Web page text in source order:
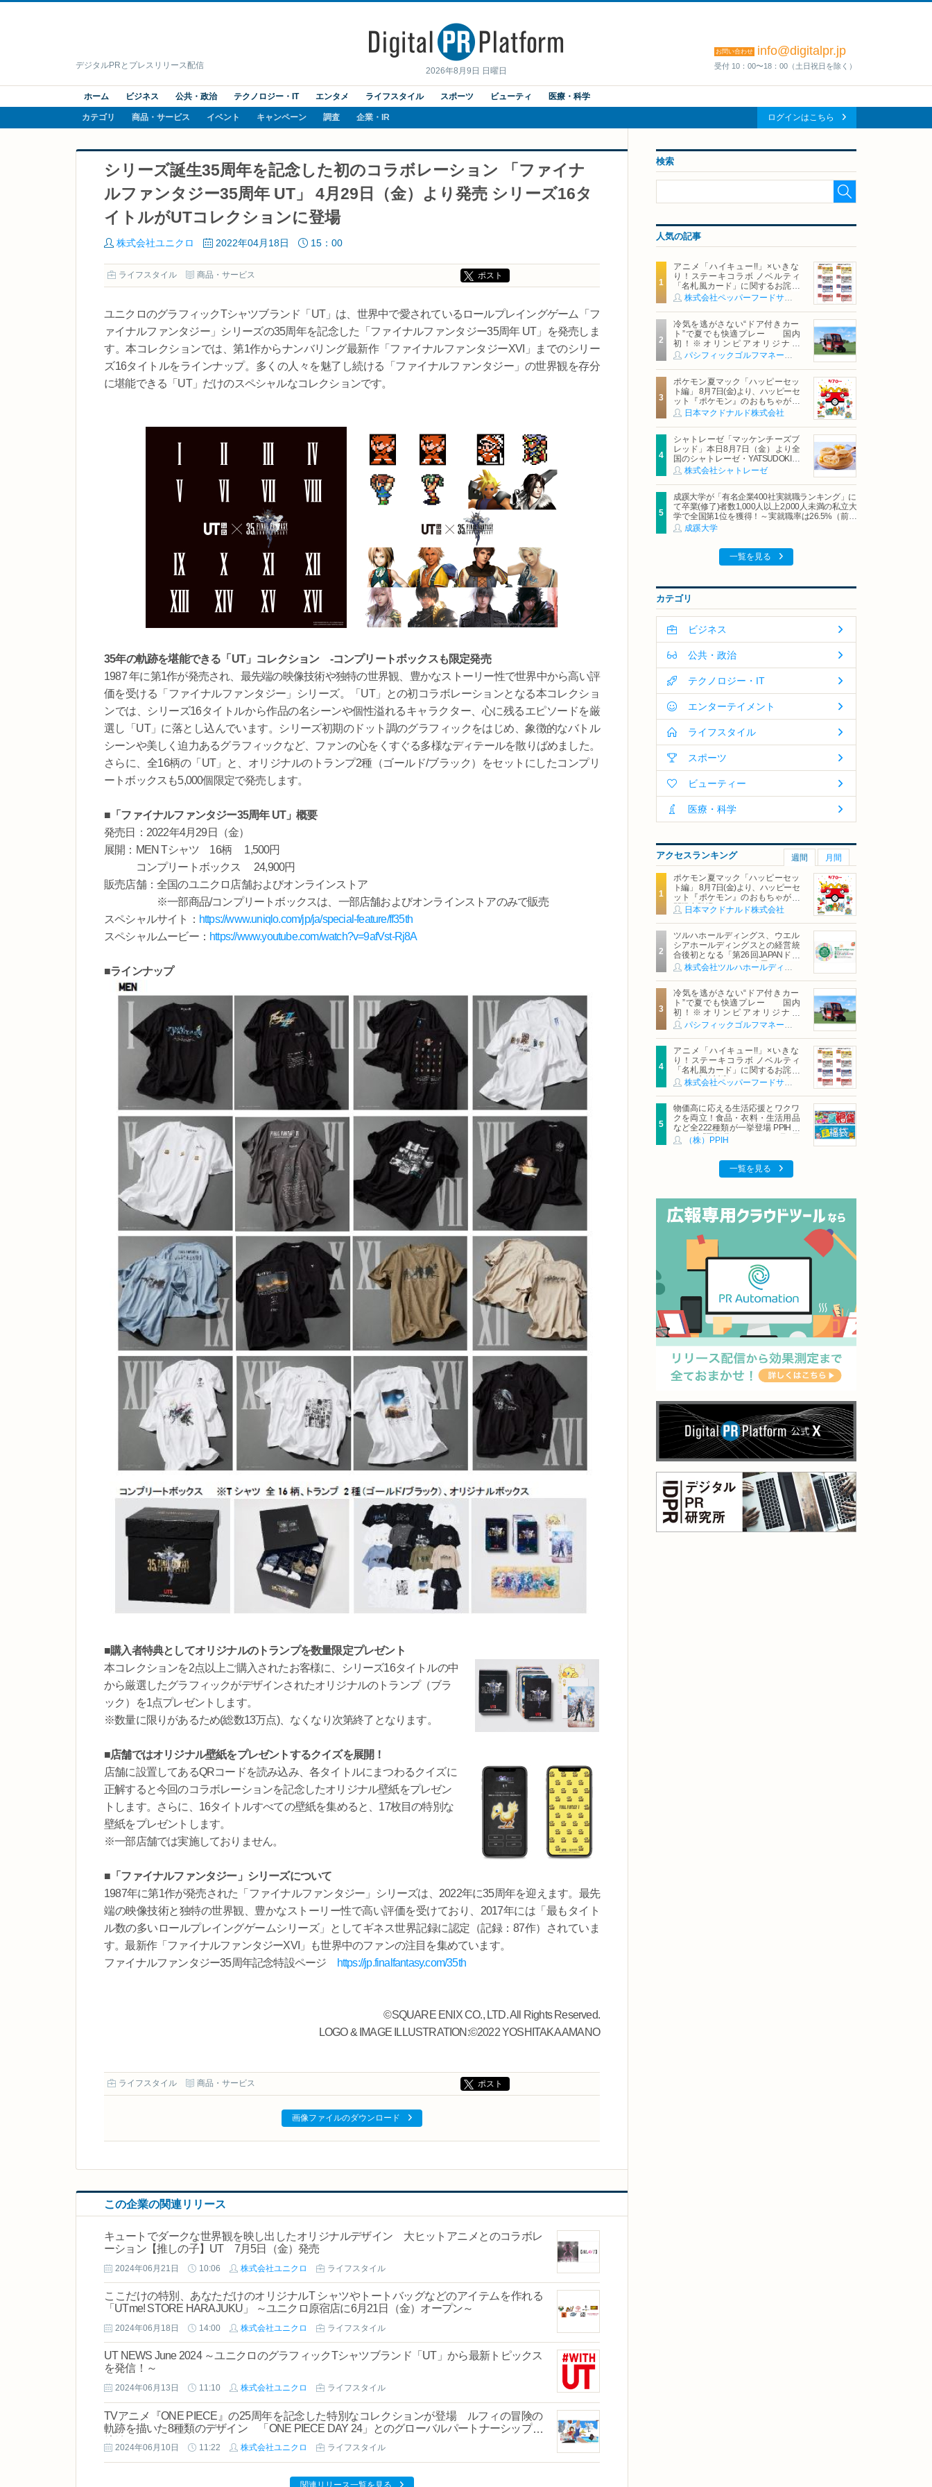
2026年8月9日 日曜日
デジタルPRとプレスリリース配信
お問い合わせ info@digitalpr.jp
受付 10：00〜18：00（土日祝日を除く）
ホーム ビジネス 公共・政治 テクノロジー・IT エンタメ ライフスタイル スポーツ ビューティ 医療・科学
カテゴリ 商品・サービス イベント キャンペーン 調査 企業・IR ログインはこちら
シリーズ誕生35周年を記念した初のコラボレーション 「ファイナ
ルファンタジー35周年 UT」 4月29日（金）より発売 シリーズ16タ
イトルがUTコレクションに登場
株式会社ユニクロ 2022年04月18日 15：00
ライフスタイル 商品・サービス ポスト
ユニクロのグラフィックTシャツブランド「UT」は、世界中で愛されているロールプレイングゲーム「フ
ァイナルファンタジー」シリーズの35周年を記念した「ファイナルファンタジー35周年 UT」を発売しま
す。本コレクションでは、第1作からナンバリング最新作「ファイナルファンタジーXVI」までのシリー
ズ16タイトルをラインナップ。多くの人々を魅了し続ける「ファイナルファンタジー」の世界観を存分
に堪能できる「UT」だけのスペシャルなコレクションです。
35年の軌跡を堪能できる「UT」コレクション -コンプリートボックスも限定発売
1987 年に第1作が発売され、最先端の映像技術や独特の世界観、豊かなストーリー性で世界中から高い評
価を受ける「ファイナルファンタジー」シリーズ。「UT」との初コラボレーションとなる本コレクショ
ンでは、シリーズ16タイトルから作品の名シーンや個性溢れるキャラクター、心に残るエピソードを厳
選し「UT」に落とし込んでいます。シリーズ初期のドット調のグラフィックをはじめ、象徴的なバトル
シーンや美しく迫力あるグラフィックなど、ファンの心をくすぐる多様なディテールを散りばめました。
さらに、全16柄の「UT」と、オリジナルのトランプ2種（ゴールド/ブラック）をセットにしたコンプリ
ートボックスも5,000個限定で発売します。
■「ファイナルファンタジー35周年 UT」概要
発売日：2022年4月29日（金）
展開：MEN Tシャツ 16柄 1,500円
コンプリートボックス 24,900円
販売店舗：全国のユニクロ店舗およびオンラインストア
※一部商品/コンプリートボックスは、一部店舗およびオンラインストアのみで販売
スペシャルサイト： https://www.uniqlo.com/jp/ja/special-feature/ff35th
スペシャルムービー： https://www.youtube.com/watch?v=9afVst-Rj8A
■ラインナップ
■購入者特典としてオリジナルのトランプを数量限定プレゼント
本コレクションを2点以上ご購入されたお客様に、シリーズ16タイトルの中
から厳選したグラフィックがデザインされたオリジナルのトランプ（ブラ
ック）を1点プレゼントします。
※数量に限りがあるため(総数13万点)、なくなり次第終了となります。
■店舗ではオリジナル壁紙をプレゼントするクイズを展開！
店舗に設置してあるQRコードを読み込み、各タイトルにまつわるクイズに
正解すると今回のコラボレーションを記念したオリジナル壁紙をプレゼン
トします。さらに、16タイトルすべての壁紙を集めると、17枚目の特別な
壁紙をプレゼントします。
※一部店舗では実施しておりません。
■「ファイナルファンタジー」シリーズについて
1987年に第1作が発売された「ファイナルファンタジー」シリーズは、2022年に35周年を迎えます。最先
端の映像技術と独特の世界観、豊かなストーリー性で高い評価を受けており、2017年には「最もタイト
ル数の多いロールプレイングゲームシリーズ」としてギネス世界記録に認定（記録：87作）されていま
す。最新作「ファイナルファンタジーXVI」も世界中のファンの注目を集めています。
ファイナルファンタジー35周年記念特設ページ
https://jp.finalfantasy.com/35th
©SQUARE ENIX CO., LTD. All Rights Reserved.
LOGO & IMAGE ILLUSTRATION:©2022 YOSHITAKA AMANO
ライフスタイル 商品・サービス ポスト
画像ファイルのダウンロード
この企業の関連リリース
キュートでダークな世界観を映し出したオリジナルデザイン 大ヒットアニメとのコラボレ
ーション【推しの子】UT 7月5日（金）発売
2024年06月21日 10:06 株式会社ユニクロ ライフスタイル
ここだけの特別、あなただけのオリジナルT シャツやトートバッグなどのアイテムを作れる
「UTme! STORE HARAJUKU」 ～ユニクロ原宿店に6月21日（金）オープン～
2024年06月18日 14:00 株式会社ユニクロ ライフスタイル
UT NEWS June 2024 ～ユニクロのグラフィックTシャツブランド「UT」から最新トピックス
を発信！～
2024年06月13日 11:10 株式会社ユニクロ ライフスタイル
TVアニメ『ONE PIECE』の25周年を記念した特別なコレクションが登場 ルフィの冒険の
軌跡を描いた8種類のデザイン 「ONE PIECE DAY 24」とのグローバルパートナーシップを
締結も！
2024年06月10日 11:22 株式会社ユニクロ ライフスタイル
関連リリース一覧を見る
検索
人気の記事
アニメ「ハイキュー!!」×いきな
り！ステーキコラボ ノベルティ
「名札風カード」に関するお詫び
および交換対応についてのご案内
冷気を逃がさない“ドア付きカー
ト”で夏でも快適プレー 国内
初！※オリンピアオリジナル
「AirCon Cart（エアコンカー
ト）」導入 | ＰＧＭ
ポケモン夏マック「ハッピーセッ
ト編」 8月7日(金)より、ハッピーセ
ット『ポケモン』のおもちゃが期
間限定登場
日本マクドナルド株式会社
シャトレーゼ「マッケンチーズブ
レッド」本日8月7日（金）より全
国のシャトレーゼ・YATSUDOKIで
発売株式会社シャトレーゼ
成蹊大学が「有名企業400社実就職ランキング」に
て卒業(修了)者数1,000人以上2,000人未満の私立大
学で全国第1位を獲得！～実就職率は26.5%（前年
比＋4.3pt）に伸長、東京の私立大学でも10位にラ
ンクイン～
成蹊大学
一覧を見る
カテゴリ
ビジネス
公共・政治
テクノロジー・IT
エンターテイメント
ライフスタイル
スポーツ
ビューティー
医療・科学
アクセスランキング 週間 月間
ポケモン夏マック「ハッピーセッ
ト編」 8月7日(金)より、ハッピーセ
ット『ポケモン』のおもちゃが期
間限定登場
日本マクドナルド株式会社
ツルハホールディングス、ウエル
シアホールディングスとの経営統
合後初となる「第26回JAPANドラ
ッグストアショー」に出展
冷気を逃がさない“ドア付きカー
ト”で夏でも快適プレー 国内
初！※オリンピアオリジナル
「AirCon Cart（エアコンカー
ト）」導入 | ＰＧＭ
アニメ「ハイキュー!!」×いきな
り！ステーキコラボ ノベルティ
「名札風カード」に関するお詫び
および交換対応についてのご案内
物価高に応える生活応援とワクワ
クを両立！食品・衣料・生活用品
など全222種類が一挙登場 PPIHグ
ループ「夏福袋」＆セール 8月6日
(木)より順次スタート
（株）PPIH
一覧を見る